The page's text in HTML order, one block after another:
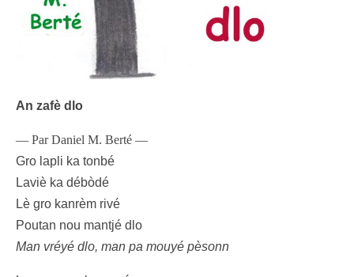
An zafè dlo
— Par Daniel M. Berté —
Gro lapli ka tonbé
Laviè ka débòdé
Lè gro kanrèm rivé
Poutan nou mantjé dlo
Man vréyé dlo, man pa mouyé pèsonn